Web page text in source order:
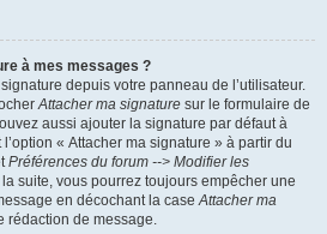
à mes messages ?
depuis votre panneau de l’utilisateur.
Attacher ma signature sur le formulaire de
aussi ajouter la signature par défaut à
« Attacher ma signature » à partir du
Préférences du forum --> Modifier les
la suite, vous pourrez toujours empêcher une
en décochant la caseAttacher ma
rédaction de message.